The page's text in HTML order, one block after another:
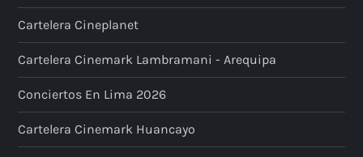
Cartelera Cineplanet
Cartelera Cinemark Lambramani - Arequipa
Conciertos En Lima 2026
Cartelera Cinemark Huancayo